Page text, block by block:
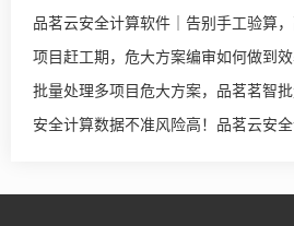
品茗云安全计算软件｜告别手工验算
项目赶工期，危大方案编审如何做到
批量处理多项目危大方案，品茗茗智
安全计算数据不准风险高！品茗云安